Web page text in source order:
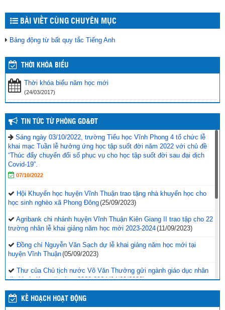
BÀI VIẾT CÙNG CHUYÊN MỤC
Bảng động từ bất quy tắc Tiếng Anh
THỜI KHÓA BIỂU
Thời khóa biểu năm học mới
(24/03/2017)
TIN TỨC TỪ PHÒNG GD&ĐT
Sáng ngày 03/10/2022, trường Tiểu học Vĩnh Phong 4 tổ chức lễ
khai mạc Tuần lễ hưởng ứng học tập suốt đời năm 2022 với chủ đề
“Thúc đẩy chuyển đổi số phục vụ cho học tập suốt đời sau đại dịch
Covid-19”.
07/10/2022
Hội Khuyến học huyện Vĩnh Thuận trao tặng nhà khuyến học cho
học sinh nghèo xã Phong Đông(25/09/2023)
Agribank chi nhánh huyện Vĩnh Thuận Kiên Giang II trao tập cho 22
trường nhân lễ khai giảng năm học mới 2023-2024(11/09/2023)
Đồng chí Nguyễn Văn Sạch dự lễ khai giảng năm học mới tại
huyện Vĩnh Thuận(05/09/2023)
Thư của Chủ tịch nước Võ Văn Thưởng gửi ngành giáo dục nhân
dịp khai giảng năm học 2023-2024(04/09/2023)
Phối hợp với ngành giáo dục trên địa bàn huyện Vĩnh Thuận trong
công tác thu hộ học phí(30/08/2023)
KẾ HOẠCH HOẠT ĐỘNG